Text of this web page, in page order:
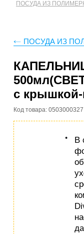
ПОСУДА ИЗ
ПОСУДА ИЗ
с крышкой-
Код товара: 0503000327
В